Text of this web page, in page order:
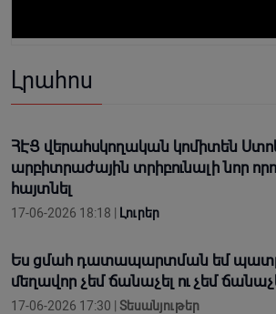
Լրահոս
ՀԷՑ վերահսկողական կոմիտեն
արբիտրաժային տրիբունալի նոր
հայտնել
17-06-2026 18:18 | Լուրեր
Ես ցմահ դատապարտման եմ
մեղավոր չեմ ճանաչել ու չեմ
17-06-2026 17:30 | Տեսանյութեր